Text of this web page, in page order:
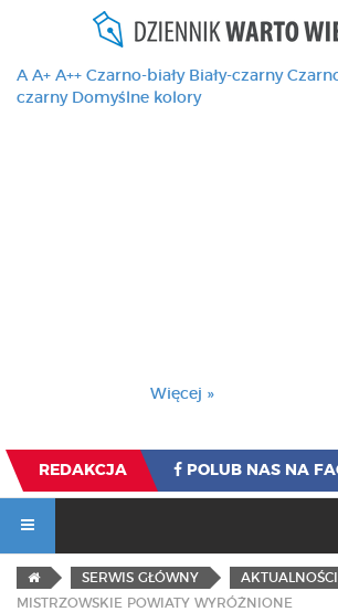
A A+ A++ Czarno-biały Biały-czarny
czarny Domyślne kolory
Więcej »
REDAKCJA POLUB NAS NA
SERWIS GŁÓWNY
AKTUALNOŚCI
MISTRZOWSKIE POWIATY WYRÓŻNIONE